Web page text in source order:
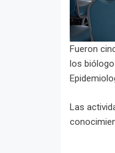
Fueron
los
Las